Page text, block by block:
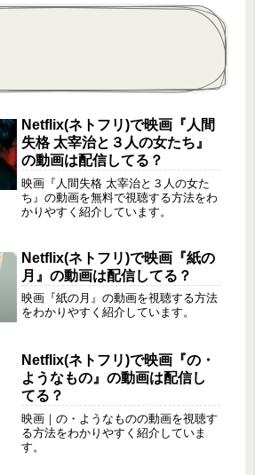
Netflix(ネトフリ)で映画『人間
失格 太宰治と３人の女たち』
の動画は配信してる？
映画『人間失格 太宰治と３人の女た
ち』の動画を無料で視聴する方法をわ
かりやすく紹介しています。
Netflix(ネトフリ)で映画『紙の
月』の動画は配信してる？
映画『紙の月』の動画を視聴する方法
をわかりやすく紹介しています。
Netflix(ネトフリ)で映画『の・
ようなもの』の動画は配信し
てる？
映画｜の・ようなものの動画を視聴す
る方法をわかりやすく紹介していま
す。